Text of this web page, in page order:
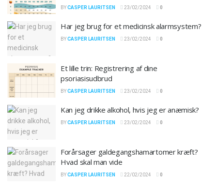
BYCASPER LAURITSEN 23/02/2024 0
Har jeg brug for et medicinsk alarmsystem?
BYCASPER LAURITSEN 23/02/2024 0
Et lille trin: Registrering af dine
psoriasisudbrud
BYCASPER LAURITSEN 23/02/2024 0
Kan jeg drikke alkohol, hvis jeg er anæmisk?
BYCASPER LAURITSEN 23/02/2024 0
Forårsager galdegangshamartomer kræft?
Hvad skal man vide
BYCASPER LAURITSEN 22/02/2024 0